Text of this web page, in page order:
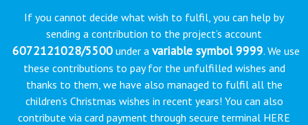
If you cannot decide what wish to fulfil, you can help by
sending a contribution to the project’s account
6072121028/5500under a variable symbol 9999. We use
these contributions to pay for the unfulfilled wishes and
thanks to them, we have also managed to fulfil all the
children’s Christmas wishes in recent years! You can also
contribute via card payment through secure terminal HERE